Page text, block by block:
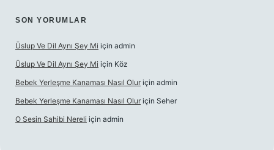
SON YORUMLAR
Üslup Ve Dil Aynı Şey Mi için admin
Üslup Ve Dil Aynı Şey Mi için Köz
Bebek Yerleşme Kanaması Nasıl Olur için admin
Bebek Yerleşme Kanaması Nasıl Olur için Seher
O Sesin Sahibi Nereli için admin